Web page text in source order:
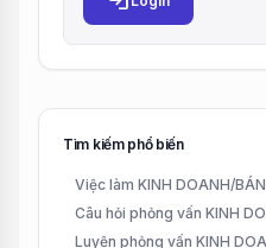
Tìm kiếm phổ biến
Việc làm KINH DOANH/
Câu hỏi phỏng vấn KINH
Luyện phỏng vấn KINH